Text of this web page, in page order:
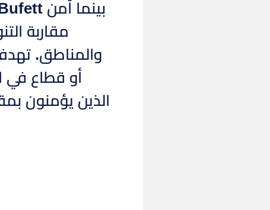
مقاربة
والمناطق.
أو قطاع في
الذين يؤمنون